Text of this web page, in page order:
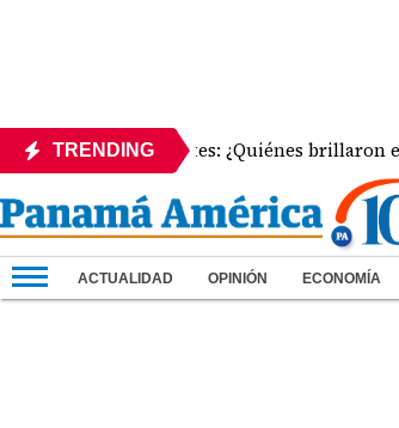
TRENDING
Emergentes: ¿Quiénes brillaron en este
ACTUALIDAD OPINIÓN ECONOMÍA